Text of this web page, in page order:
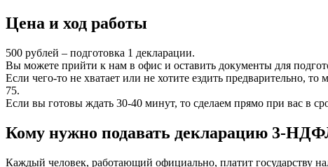
Цена и ход работы
500 рублей – подготовка 1 декларации.
Вы можете прийти к нам в офис и оставить документы для
Если чего-то не хватает или не хотите ездить предварительно,
75.
Если вы готовы ждать 30-40 минут, то сделаем прямо при вас в
Кому нужно подавать декларацию 3-
Каждый человек, работающий официально, платит государству